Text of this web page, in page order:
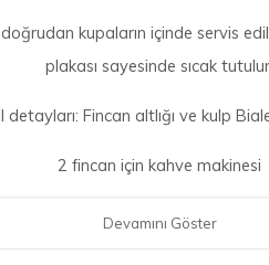
doğrudan kupaların içinde servis
plakası sayesinde sıcak
detayları: Fincan altlığı ve kulp
2 fincan için kahve makinesi
beri yaratıcılık ve tutku bir
Devamını Göster